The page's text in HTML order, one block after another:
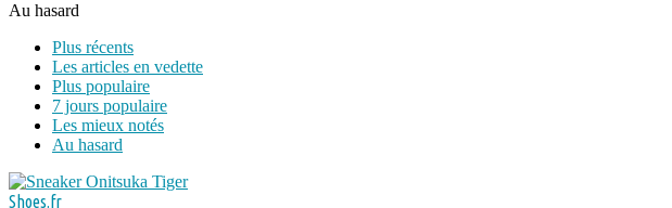
Au hasard
Plus récents
Les articles en vedette
Plus populaire
7 jours populaire
Les mieux notés
Au hasard
Shoes.fr